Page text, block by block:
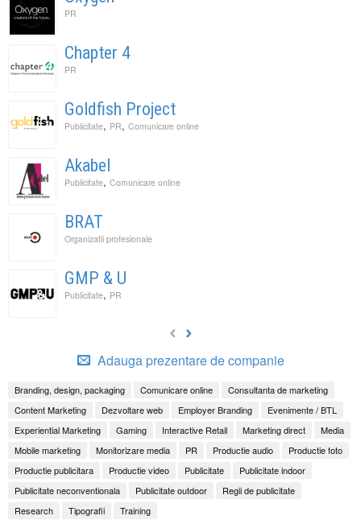
PR
Chapter 4
PR
Goldfish Project
Publicitate, PR, Comunicare online
Akabel
Publicitate, Comunicare online
BRAT
Organizatii profesionale
GMP & U
Publicitate, PR
Adauga prezentare de companie
Branding, design, packaging Comunicare online
Consultanta de marketing
Content Marketing
Dezvoltare web Employer Branding
Evenimente / BTL
Experiential Marketing
Gaming Interactive Retail Marketing direct
Media
Mobile marketing
Monitorizare media PR Productie audio
Productie foto
Productie publicitara
Productie video Publicitate
Publicitate indoor
Publicitate neconventionala
Publicitate outdoor
Regii de publicitate
Research
Tipografii Training